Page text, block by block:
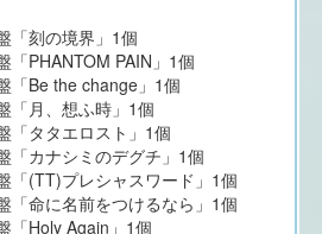
「刻の境界」1個
「PHANTOM PAIN」1個
「Be the change」1個
「月、想ふ時」1個
「タタエロスト」1個
「カナシミのデグチ」1個
「(TT)プレシャスワード」1個
「命に名前をつけるなら」1個
「Holy Again」1個